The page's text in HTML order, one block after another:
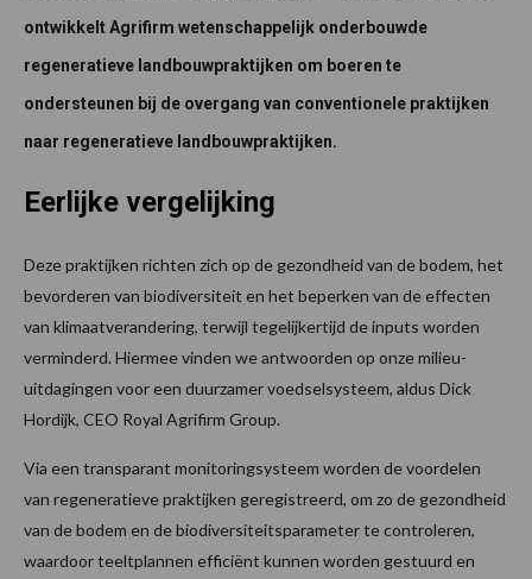
ontwikkelt Agrifirm wetenschappelijk onderbouwde
regeneratieve landbouwpraktijken om boeren te
ondersteunen bij de overgang van conventionele praktijken
naar regeneratieve landbouwpraktijken.
Eerlijke vergelijking
Deze praktijken richten zich op de gezondheid van de bodem, het
bevorderen van biodiversiteit en het beperken van de effecten
van klimaatverandering, terwijl tegelijkertijd de inputs worden
verminderd. Hiermee vinden we antwoorden op onze milieu-
uitdagingen voor een duurzamer voedselsysteem, aldus Dick
Hordijk, CEO Royal Agrifirm Group.
Via een transparant monitoringsysteem worden de voordelen
van regeneratieve praktijken geregistreerd, om zo de gezondheid
van de bodem en de biodiversiteitsparameter te controleren,
waardoor teeltplannen efficiënt kunnen worden gestuurd en